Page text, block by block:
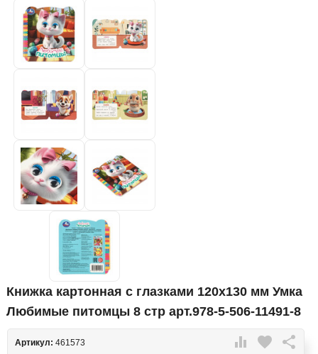
Книжка картонная с глазками 120х130 мм Умка
Любимые питомцы 8 стр арт.978-5-506-11491-8
 favorite 
Артикул: 461573